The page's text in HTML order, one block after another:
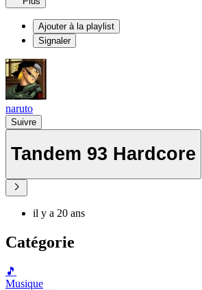
Ajouter à la playlist
Signaler
naruto
Suivre
Tandem 93 Hardcore
il y a 20 ans
Catégorie
🎵
Musique